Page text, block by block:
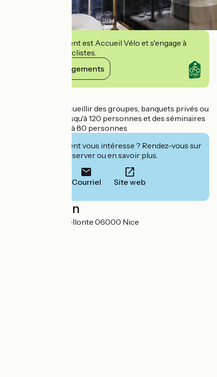
2/14
Cet établissement est Accueil Vélo et s'engage à
accueillir des cyclistes.
Voir ses engagements
Hôtel pouvant accueillir des groupes, banquets privés ou
professionnels jusqu'à 120 personnes et des séminaires
résidentiels jusqu'à 80 personnes
Cet établissement vous intéresse ? Rendez-vous sur
leur site pour réserver ou en savoir plus.
Courriel Site web
Localisation
2 rue Costes et Bellonte 06000 Nice